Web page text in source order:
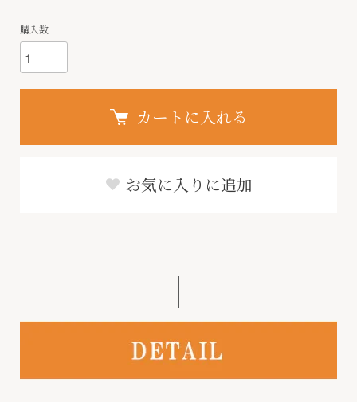
購入数
カートに入れる
お気に入りに追加